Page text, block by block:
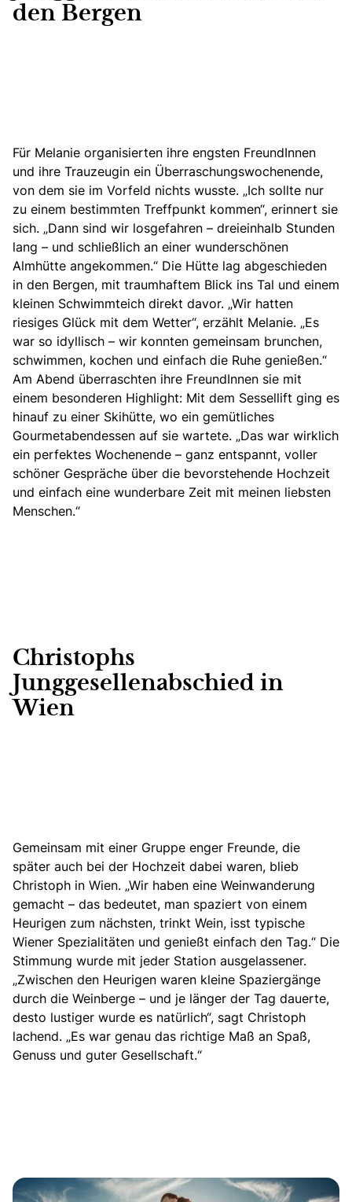
den Bergen
Für Melanie organisierten ihre engsten FreundInnen
und ihre Trauzeugin ein Überraschungswochenende,
von dem sie im Vorfeld nichts wusste. „Ich sollte nur
zu einem bestimmten Treffpunkt kommen“, erinnert sie
sich. „Dann sind wir losgefahren – dreieinhalb Stunden
lang – und schließlich an einer wunderschönen
Almhütte angekommen.“ Die Hütte lag abgeschieden
in den Bergen, mit traumhaftem Blick ins Tal und einem
kleinen Schwimmteich direkt davor. „Wir hatten
riesiges Glück mit dem Wetter“, erzählt Melanie. „Es
war so idyllisch – wir konnten gemeinsam brunchen,
schwimmen, kochen und einfach die Ruhe genießen.“
Am Abend überraschten ihre FreundInnen sie mit
einem besonderen Highlight: Mit dem Sessellift ging es
hinauf zu einer Skihütte, wo ein gemütliches
Gourmetabendessen auf sie wartete. „Das war wirklich
ein perfektes Wochenende – ganz entspannt, voller
schöner Gespräche über die bevorstehende Hochzeit
und einfach eine wunderbare Zeit mit meinen liebsten
Menschen.“
Christophs
Junggesellenabschied in
Wien
Gemeinsam mit einer Gruppe enger Freunde, die
später auch bei der Hochzeit dabei waren, blieb
Christoph in Wien. „Wir haben eine Weinwanderung
gemacht – das bedeutet, man spaziert von einem
Heurigen zum nächsten, trinkt Wein, isst typische
Wiener Spezialitäten und genießt einfach den Tag.“ Die
Stimmung wurde mit jeder Station ausgelassener.
„Zwischen den Heurigen waren kleine Spaziergänge
durch die Weinberge – und je länger der Tag dauerte,
desto lustiger wurde es natürlich“, sagt Christoph
lachend. „Es war genau das richtige Maß an Spaß,
Genuss und guter Gesellschaft.“